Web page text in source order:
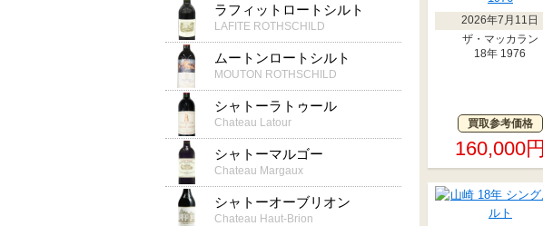
2026年7月11日
ザ・マッカラン
18年 1976
買取参考価格
160,000円
ラフィットロートシルト
LAFITE ROTHSCHILD
ムートンロートシルト
MOUTON ROTHSCHILD
シャトーラトゥール
Chateau Latour
シャトーマルゴー
Chateau Margaux
シャトーオーブリオン
Chateau Haut-Brion